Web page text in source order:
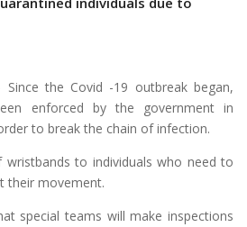
Since the Covid -19 outbreak began,
enforced by the government in
to break the chain of infection.
to individuals who need to
their movement.
special teams will make inspections